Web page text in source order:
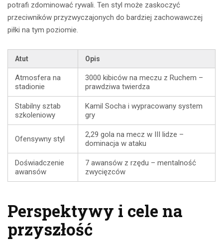
potrafi zdominować rywali. Ten styl może zaskoczyć
przeciwników przyzwyczajonych do bardziej zachowawczej
piłki na tym poziomie.
Atut Opis
Atmosfera na
stadionie
3000 kibiców na meczu z Ruchem –
prawdziwa twierdza
Stabilny sztab
szkoleniowy
Kamil Socha i wypracowany system
gry
Ofensywny styl
2,29 gola na mecz w III lidze –
dominacja w ataku
Doświadczenie
awansów
7 awansów z rzędu – mentalność
zwycięzców
Perspektywy i cele na
przyszłość